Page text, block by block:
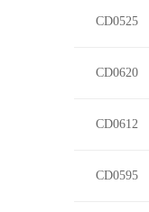
CD0525
CD0620
CD0612
CD0595